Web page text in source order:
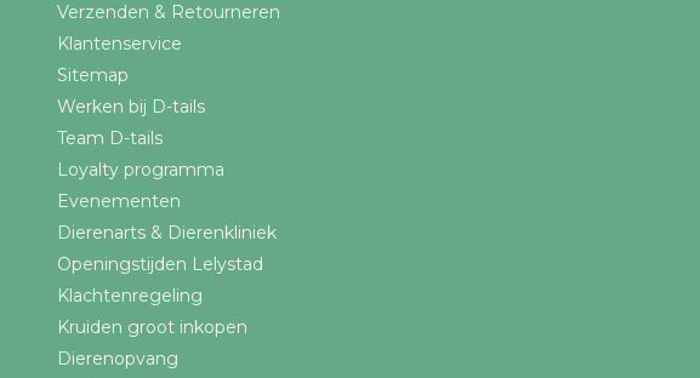
Verzenden & Retourneren
Klantenservice
Sitemap
Werken bij D-tails
Team D-tails
Loyalty programma
Evenementen
Dierenarts & Dierenkliniek
Openingstijden Lelystad
Klachtenregeling
Kruiden groot inkopen
Dierenopvang